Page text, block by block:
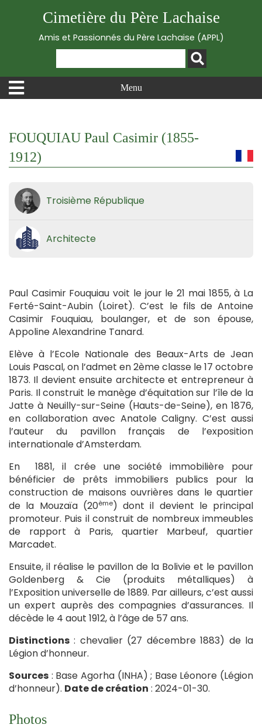
Cimetière du Père Lachaise
Amis et Passionnés du Père Lachaise (APPL)
Menu
FOUQUIAU Paul Casimir (1855-
1912)
Troisième République
Architecte
Paul Casimir Fouquiau voit le jour le 21 mai 1855, à La
Ferté-Saint-Aubin (Loiret). C’est le fils de Antoine
Casimir Fouquiau, boulanger, et de son épouse,
Appoline Alexandrine Tanard.
Elève à l’Ecole Nationale des Beaux-Arts de Jean
Louis Pascal, on l’admet en 2ème classe le 17 octobre
1873. Il devient ensuite architecte et entrepreneur à
Paris. Il construit le manège d’équitation sur l’île de la
Jatte à Neuilly-sur-Seine (Hauts-de-Seine), en 1876,
en collaboration avec Anatole Caligny. C’est aussi
l’auteur du pavillon français de l’exposition
internationale d’Amsterdam.
En 1881, il crée une société immobilière pour
bénéficier de prêts immobiliers publics pour la
construction de maisons ouvrières dans le quartier
de la Mouzaïa (20ème) dont il devient le principal
promoteur. Puis il construit de nombreux immeubles
de rapport à Paris, quartier Marbeuf, quartier
Marcadet.
Ensuite, il réalise le pavillon de la Bolivie et le pavillon
Goldenberg & Cie (produits métalliques) à
l’Exposition universelle de 1889. Par ailleurs, c’est aussi
un expert auprès des compagnies d’assurances. Il
décède le 4 aout 1912, à l’âge de 57 ans.
Distinctions : chevalier (27 décembre 1883) de la
Légion d’honneur.
Sources : Base Agorha (INHA) ; Base Léonore (Légion
d’honneur). Date de création : 2024-01-30.
Photos